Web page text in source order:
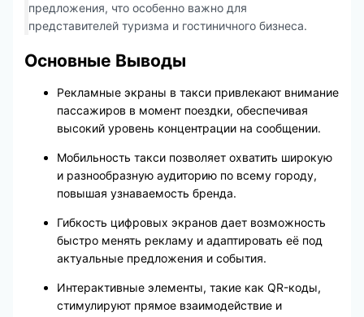
предложения, что особенно важно для
представителей туризма и гостиничного бизнеса.
Основные Выводы
Рекламные экраны в такси привлекают внимание
пассажиров в момент поездки, обеспечивая
высокий уровень концентрации на сообщении.
Мобильность такси позволяет охватить широкую
и разнообразную аудиторию по всему городу,
повышая узнаваемость бренда.
Гибкость цифровых экранов дает возможность
быстро менять рекламу и адаптировать её под
актуальные предложения и события.
Интерактивные элементы, такие как QR-коды,
стимулируют прямое взаимодействие и